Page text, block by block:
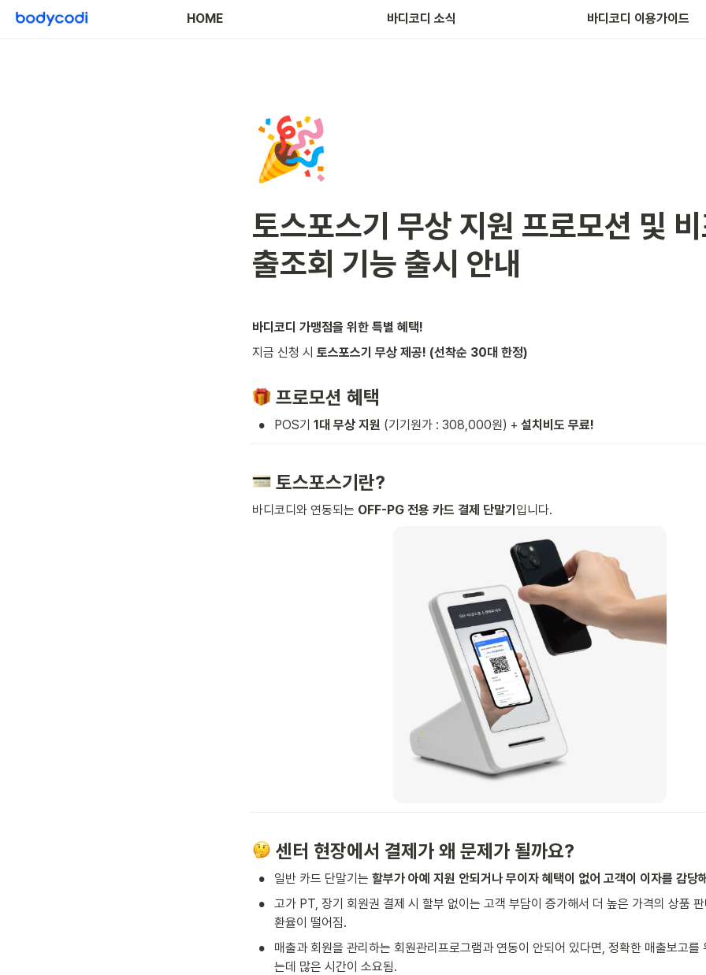
HOME 바디코디 소식 바디코디 이용가이드
🎉
토스포스기 무상 지원 프로모션 및
출조회 기능 출시 안내
바디코디 가맹점을 위한 특별 혜택!
지금 신청 시 토스포스기 무상 제공! (선착순 30대 한정)
프로모션 혜택
• POS기 1대 무상 지원 (기기원가 : 308,000원) + 설치비도 무료!
토스포스기란?
바디코디와 연동되는 OFF-PG 전용 카드 결제 단말기 입니다.
센터 현장에서 결제가 왜 문제가 될까요?
• 일반 카드 단말기는 할부가 아예 지원 안되거나 무이자 혜택이 없어 고객이 이자를 감당
•
고가 PT, 장기 회원권 결제 시 할부 없이는 고객 부담이 증가해서 더 높은 가격의 상품
환율이 떨어짐.
•
매출과 회원을 관리하는 회원관리프로그램과 연동이 안되어 있다면, 정확한 매출보고를
는데 많은 시간이 소요됨.